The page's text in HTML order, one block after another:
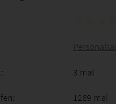
3 mal
1269 mal